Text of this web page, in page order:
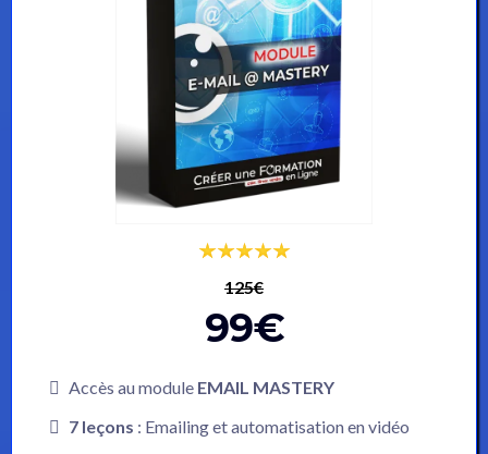
125€
99€
Accès au module EMAIL MASTERY
7 leçons : Emailing et automatisation en vidéo